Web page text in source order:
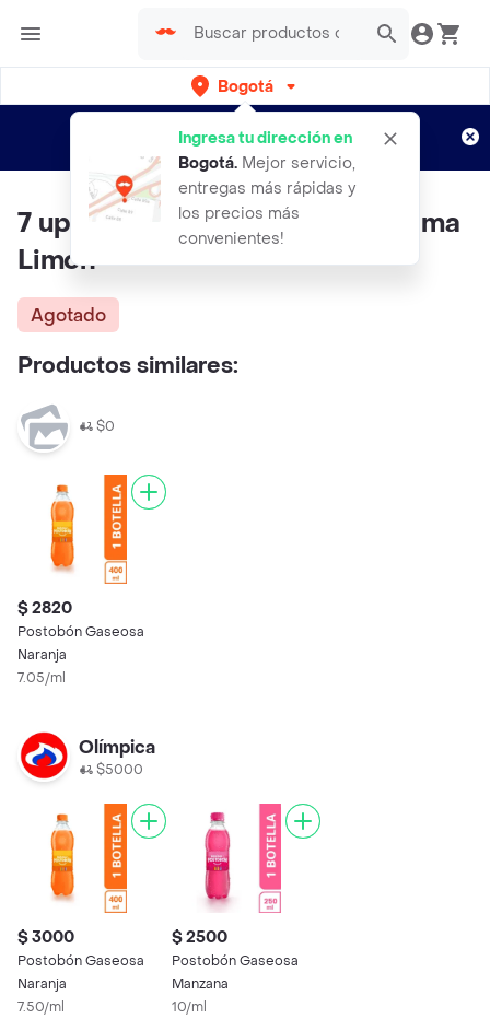
Bogotá
Ingresa tu dirección en
Bogotá. Mejor servicio,
entregas más rápidas y
los precios más
convenientes!
envíos gratis por semanas
Aplican TyC
7 up Bebida Gaseosa Sabor a Lima
Limón
Agotado
Productos similares:
$0
$ 2820
Postobón Gaseosa
Naranja
7.05/ml
Olímpica
$5000
$ 3000
Postobón Gaseosa
Naranja
7.50/ml
$ 2500
Postobón Gaseosa
Manzana
10/ml